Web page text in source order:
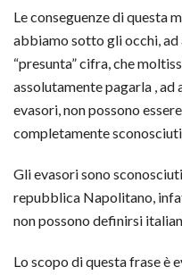
Le conseguenze di questa
abbiamo sotto gli occhi, ad
“presunta” cifra, che
assolutamente pagarla ,
evasori, non possono
completamente
Gli evasori sono
repubblica Napolitano,
non possono definirsi
Lo scopo di questa frase è